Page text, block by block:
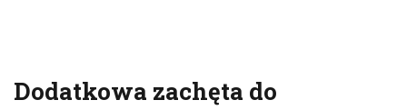
Dodatkowa zachęta do